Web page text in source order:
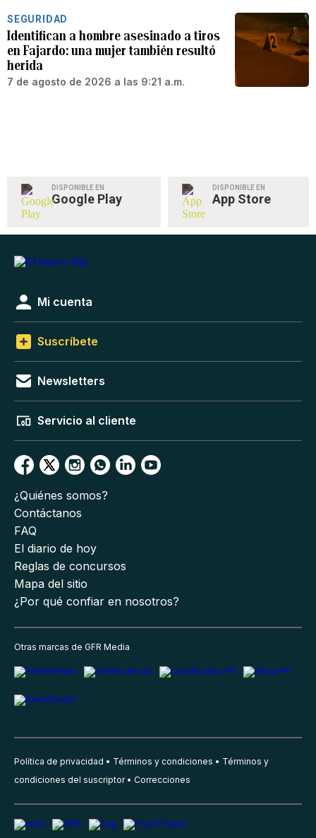
SEGURIDAD
Identifican a hombre asesinado a tiros
en Fajardo: una mujer también resultó
herida
7 de agosto de 2026 a las 9:21 a.m.
DISPONIBLE EN
Google Play
DISPONIBLE EN
App Store
Mi cuenta
Suscríbete
Newsletters
Servicio al cliente
¿Quiénes somos?
Contáctanos
FAQ
El diario de hoy
Reglas de concursos
Mapa del sitio
¿Por qué confiar en nosotros?
Otras marcas de GFR Media
Política de privacidad Términos y condiciones
Términos y
condiciones del suscriptor
Correcciones